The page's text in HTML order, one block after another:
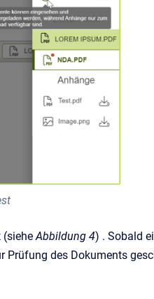
(siehe Abbildung 4) . Sobald
Prüfung des Dokuments